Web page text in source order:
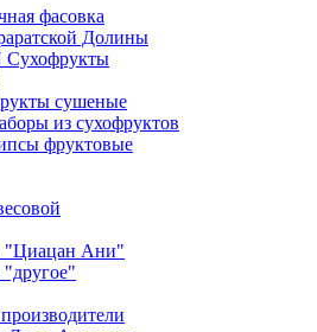
фасовка
Долины
Сухофрукты
сушеные
из сухофруктов
фруктовые
"Циацан Ани"